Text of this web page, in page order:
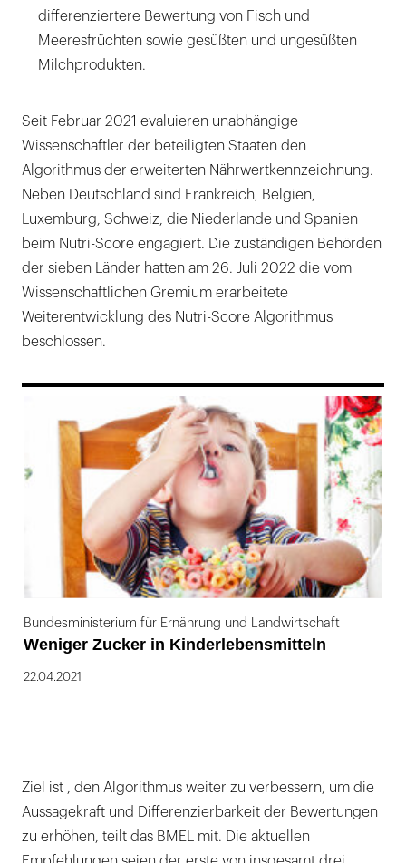
differenziertere Bewertung von Fisch und
Meeresfrüchten sowie gesüßten und ungesüßten
Milchprodukten.
Seit Februar 2021 evaluieren unabhängige
Wissenschaftler der beteiligten Staaten den
Algorithmus der erweiterten Nährwertkennzeichnung.
Neben Deutschland sind Frankreich, Belgien,
Luxemburg, Schweiz, die Niederlande und Spanien
beim Nutri-Score engagiert. Die zuständigen Behörden
der sieben Länder hatten am 26. Juli 2022 die vom
Wissenschaftlichen Gremium erarbeitete
Weiterentwicklung des Nutri-Score Algorithmus
beschlossen.
Bundesministerium für Ernährung und Landwirtschaft
Weniger Zucker in Kinderlebensmitteln
22.04.2021
Ziel ist , den Algorithmus weiter zu verbessern, um die
Aussagekraft und Differenzierbarkeit der Bewertungen
zu erhöhen, teilt das BMEL mit. Die aktuellen